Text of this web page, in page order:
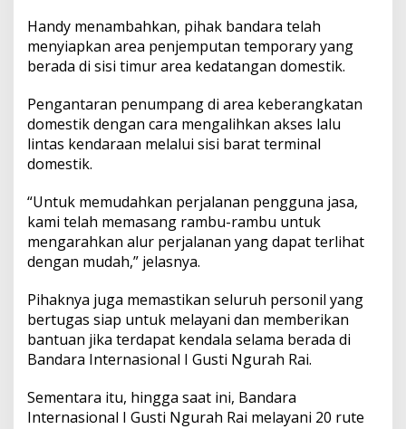
R
a
l
a
m
t
i
m
a
l
s
a
s
i
T
r
m
Handy menambahkan, pihak bandara telah
menyiapkan area penjemputan temporary yang
berada di sisi timur area kedatangan domestik.
Pengantaran penumpang di area keberangkatan
domestik dengan cara mengalihkan akses lalu
lintas kendaraan melalui sisi barat terminal
domestik.
“Untuk memudahkan perjalanan pengguna jasa,
kami telah memasang rambu-rambu untuk
mengarahkan alur perjalanan yang dapat terlihat
dengan mudah,” jelasnya.
Pihaknya juga memastikan seluruh personil yang
bertugas siap untuk melayani dan memberikan
bantuan jika terdapat kendala selama berada di
Bandara Internasional I Gusti Ngurah Rai.
Sementara itu, hingga saat ini, Bandara
Internasional I Gusti Ngurah Rai melayani 20 rute